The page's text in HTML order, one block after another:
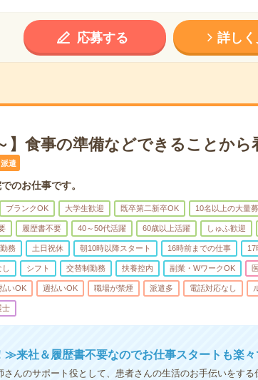
応募する 詳し
】食事の準備などできることから
派遣
のお仕事です。
ブランクOK 大学生歓迎 既卒第二新卒OK 10名以上の大量
履歴書不要 40～50代活躍 60歳以上活躍 しゅふ歓迎
務 土日祝休 朝10時以降スタート 16時前までの仕事 17
シフト 交替制勤務 扶養控内 副業・WワークOK
いOK 週払いOK 職場が禁煙 派遣多 電話対応なし
士
来社＆履歴書不要なのでお仕事スタートも楽々
さんのサポート役として、患者さんの生活のお手伝いをする